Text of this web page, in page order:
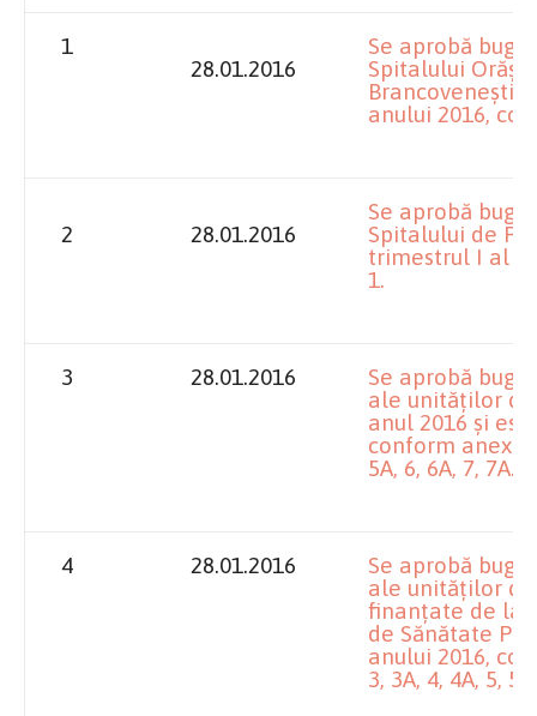
1
28.01.2016
Se aprobă
Spitalului
anului 2016,
2 28.01.2016
Se aprobă
Spitalului de
trimestrul I al
1.
3 28.01.2016
Se aprobă
ale unităților
anul 2016 și
conform
5A, 6, 6A, 7, 7A.
4 28.01.2016
Se aprobă
ale unităților
finanțate de la
de Sănătate
anului 2016,
3, 3A, 4, 4A, 5,